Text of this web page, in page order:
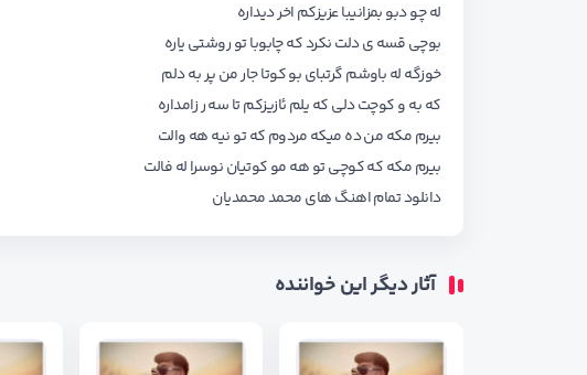
له چو دبو بمزانیبا عزیزکم اخر دیداره
بوچی قسه ی دلت نکرد که چابوبا تو روشتی یاره
خوزگه له باوشم گرتبای بو کوتا جار من پر به دلم
که به و کوچت دلی که یلم ئازیزکم تا سه ر زامداره
بیرم مکه من ده میکه مردوم که تو نیه هه والت
بیرم مکه که کوچی تو هه مو کوتیان نوسرا له فالت
دانلود تمام اهنگ هایمحمد محمدیان
آثار دیگر این خواننده